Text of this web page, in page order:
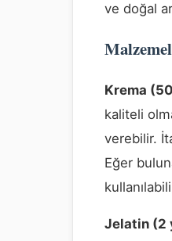
ve doğal
Krema
kaliteli
verebilir.
Eğer
Jelatin (2